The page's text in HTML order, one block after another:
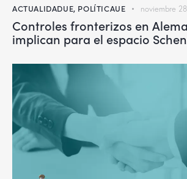
ACTUALIDADUE, POLÍTICAUE noviembre
Controles fronterizos en
implican para el espacio